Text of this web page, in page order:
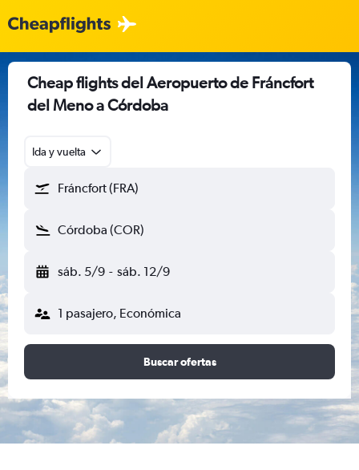
Cheap flights del Aeropuerto de Fráncfort
del Meno a Córdoba
Ida y vuelta
Fráncfort (FRA)
Córdoba (COR)
sáb. 5/9 - sáb. 12/9
1 pasajero, Económica
Buscar ofertas